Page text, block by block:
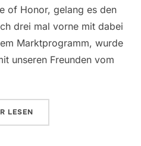
of Honor, gelang es den
drei mal vorne mit dabei
Marktprogramm, wurde
unseren Freunden vom
LESEN